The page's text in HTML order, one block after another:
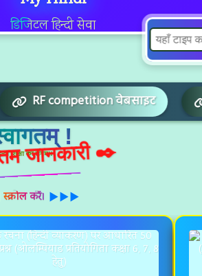
डिजिटल हिन्दी सेवा
RF competition वेबसाइट
!
शिक्षा का संगम।।
जानकारी ✒️
स्क्रोल करें। ▶▶▶